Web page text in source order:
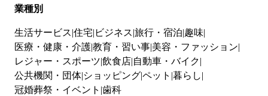
業種別
生活サービス 住宅 ビジネス 旅行・宿泊 趣味
医療・健康・介護教育・習い事 美容・ファッション
レジャー・スポーツ 飲食店 自動車・バイク
公共機関・団体 ショッピングペット 暮らし
冠婚葬祭・イベント 歯科